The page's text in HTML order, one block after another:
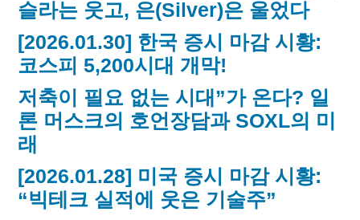
슬라는 웃고, 은(Silver)은 울었다
[2026.01.30] 한국 증시 마감 시황:
코스피 5,200시대 개막!
저축이 필요 없는 시대”가 온다? 일
론 머스크의 호언장담과 SOXL의 미
래
[2026.01.28] 미국 증시 마감 시황:
“빅테크 실적에 웃은 기술주”